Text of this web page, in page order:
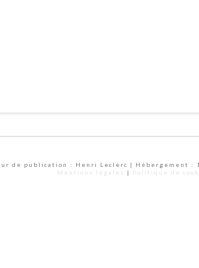
de publication : Henri Leclerc | Hébergement :
Mentions légales
| Politique de